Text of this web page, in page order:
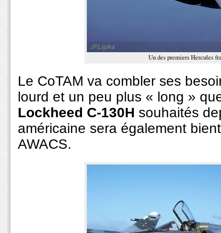
Un des premiers Hercules
Le CoTAM va combler ses
lourd et un peu plus « long »
Lockheed C-130H souhaités
américaine sera également
AWACS.